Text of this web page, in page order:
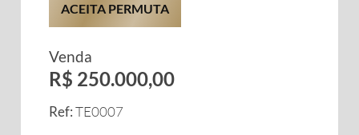
ACEITA PERMUTA
Venda
R$ 250.000,00
Ref:TE0007